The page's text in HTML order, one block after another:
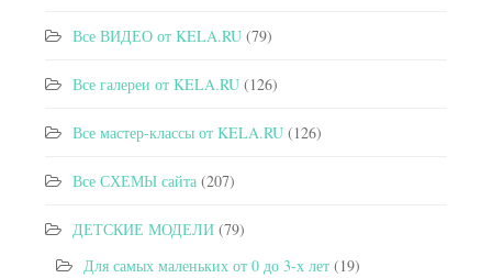
Все ВИДЕО от KELA.RU (79)
Все галереи от KELA.RU (126)
Все мастер-классы от KELA.RU (126)
Все СХЕМЫ сайта (207)
ДЕТСКИЕ МОДЕЛИ (79)
Для самых маленьких от 0 до 3-х лет (19)